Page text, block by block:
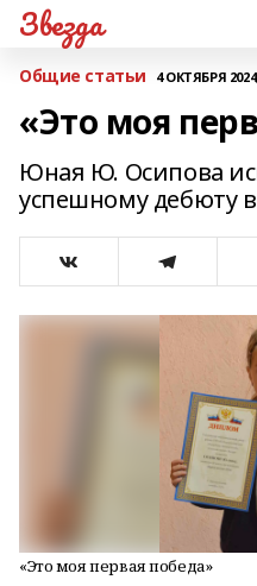
Звезда
Общие статьи 4 ОКТЯБРЯ
«Это моя
Юная Ю. Осипова
успешному дебюту
«Это моя первая победа»